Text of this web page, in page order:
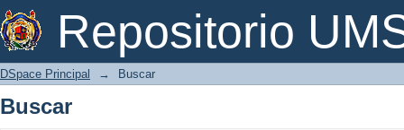
Repositorio
Buscar
DSpace Principal → Buscar
Buscar